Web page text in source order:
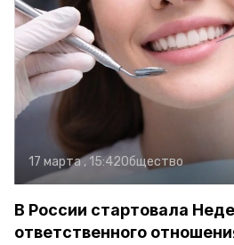
17 марта , 15:42Общество
В России стартовала
ответственного